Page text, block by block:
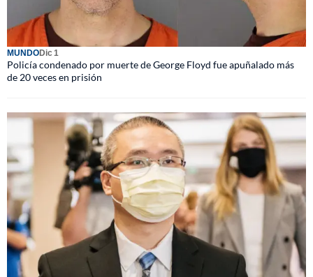
MUNDODic 1
Policía condenado por muerte de George Floyd fue apuñalado más
de 20 veces en prisión